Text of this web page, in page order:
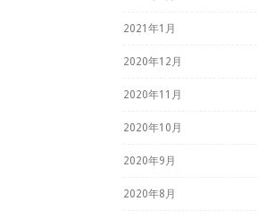
2021年1月
2020年12月
2020年11月
2020年10月
2020年9月
2020年8月